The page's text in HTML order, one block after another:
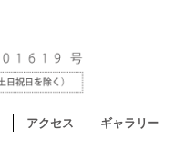
アクセス ギャラリー